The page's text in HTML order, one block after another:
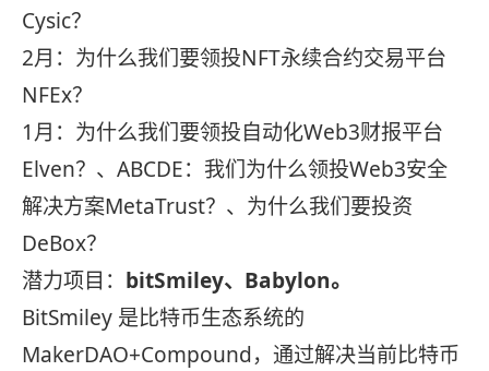
Cysic？
2月：为什么我们要领投NFT永续合约交易平台
NFEx？
1月：为什么我们要领投自动化Web3财报平台
Elven？、ABCDE：我们为什么领投Web3安全
解决方案MetaTrust？、为什么我们要投资
DeBox？
潜力项目： bitSmiley、 Babylon。
BitSmiley 是比特币生态系统的
MakerDAO+Compound，通过解决当前比特币